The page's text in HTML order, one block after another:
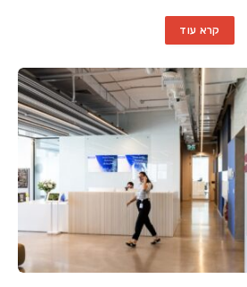
קרא עוד